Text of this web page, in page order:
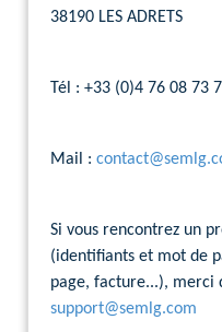
38190 LES ADRETS
Tél : +33 (0)4 76 08 73
Mail :
Si vous rencontrez un
(identifiants et mot de
page, facture...), merci
support@semlg.com